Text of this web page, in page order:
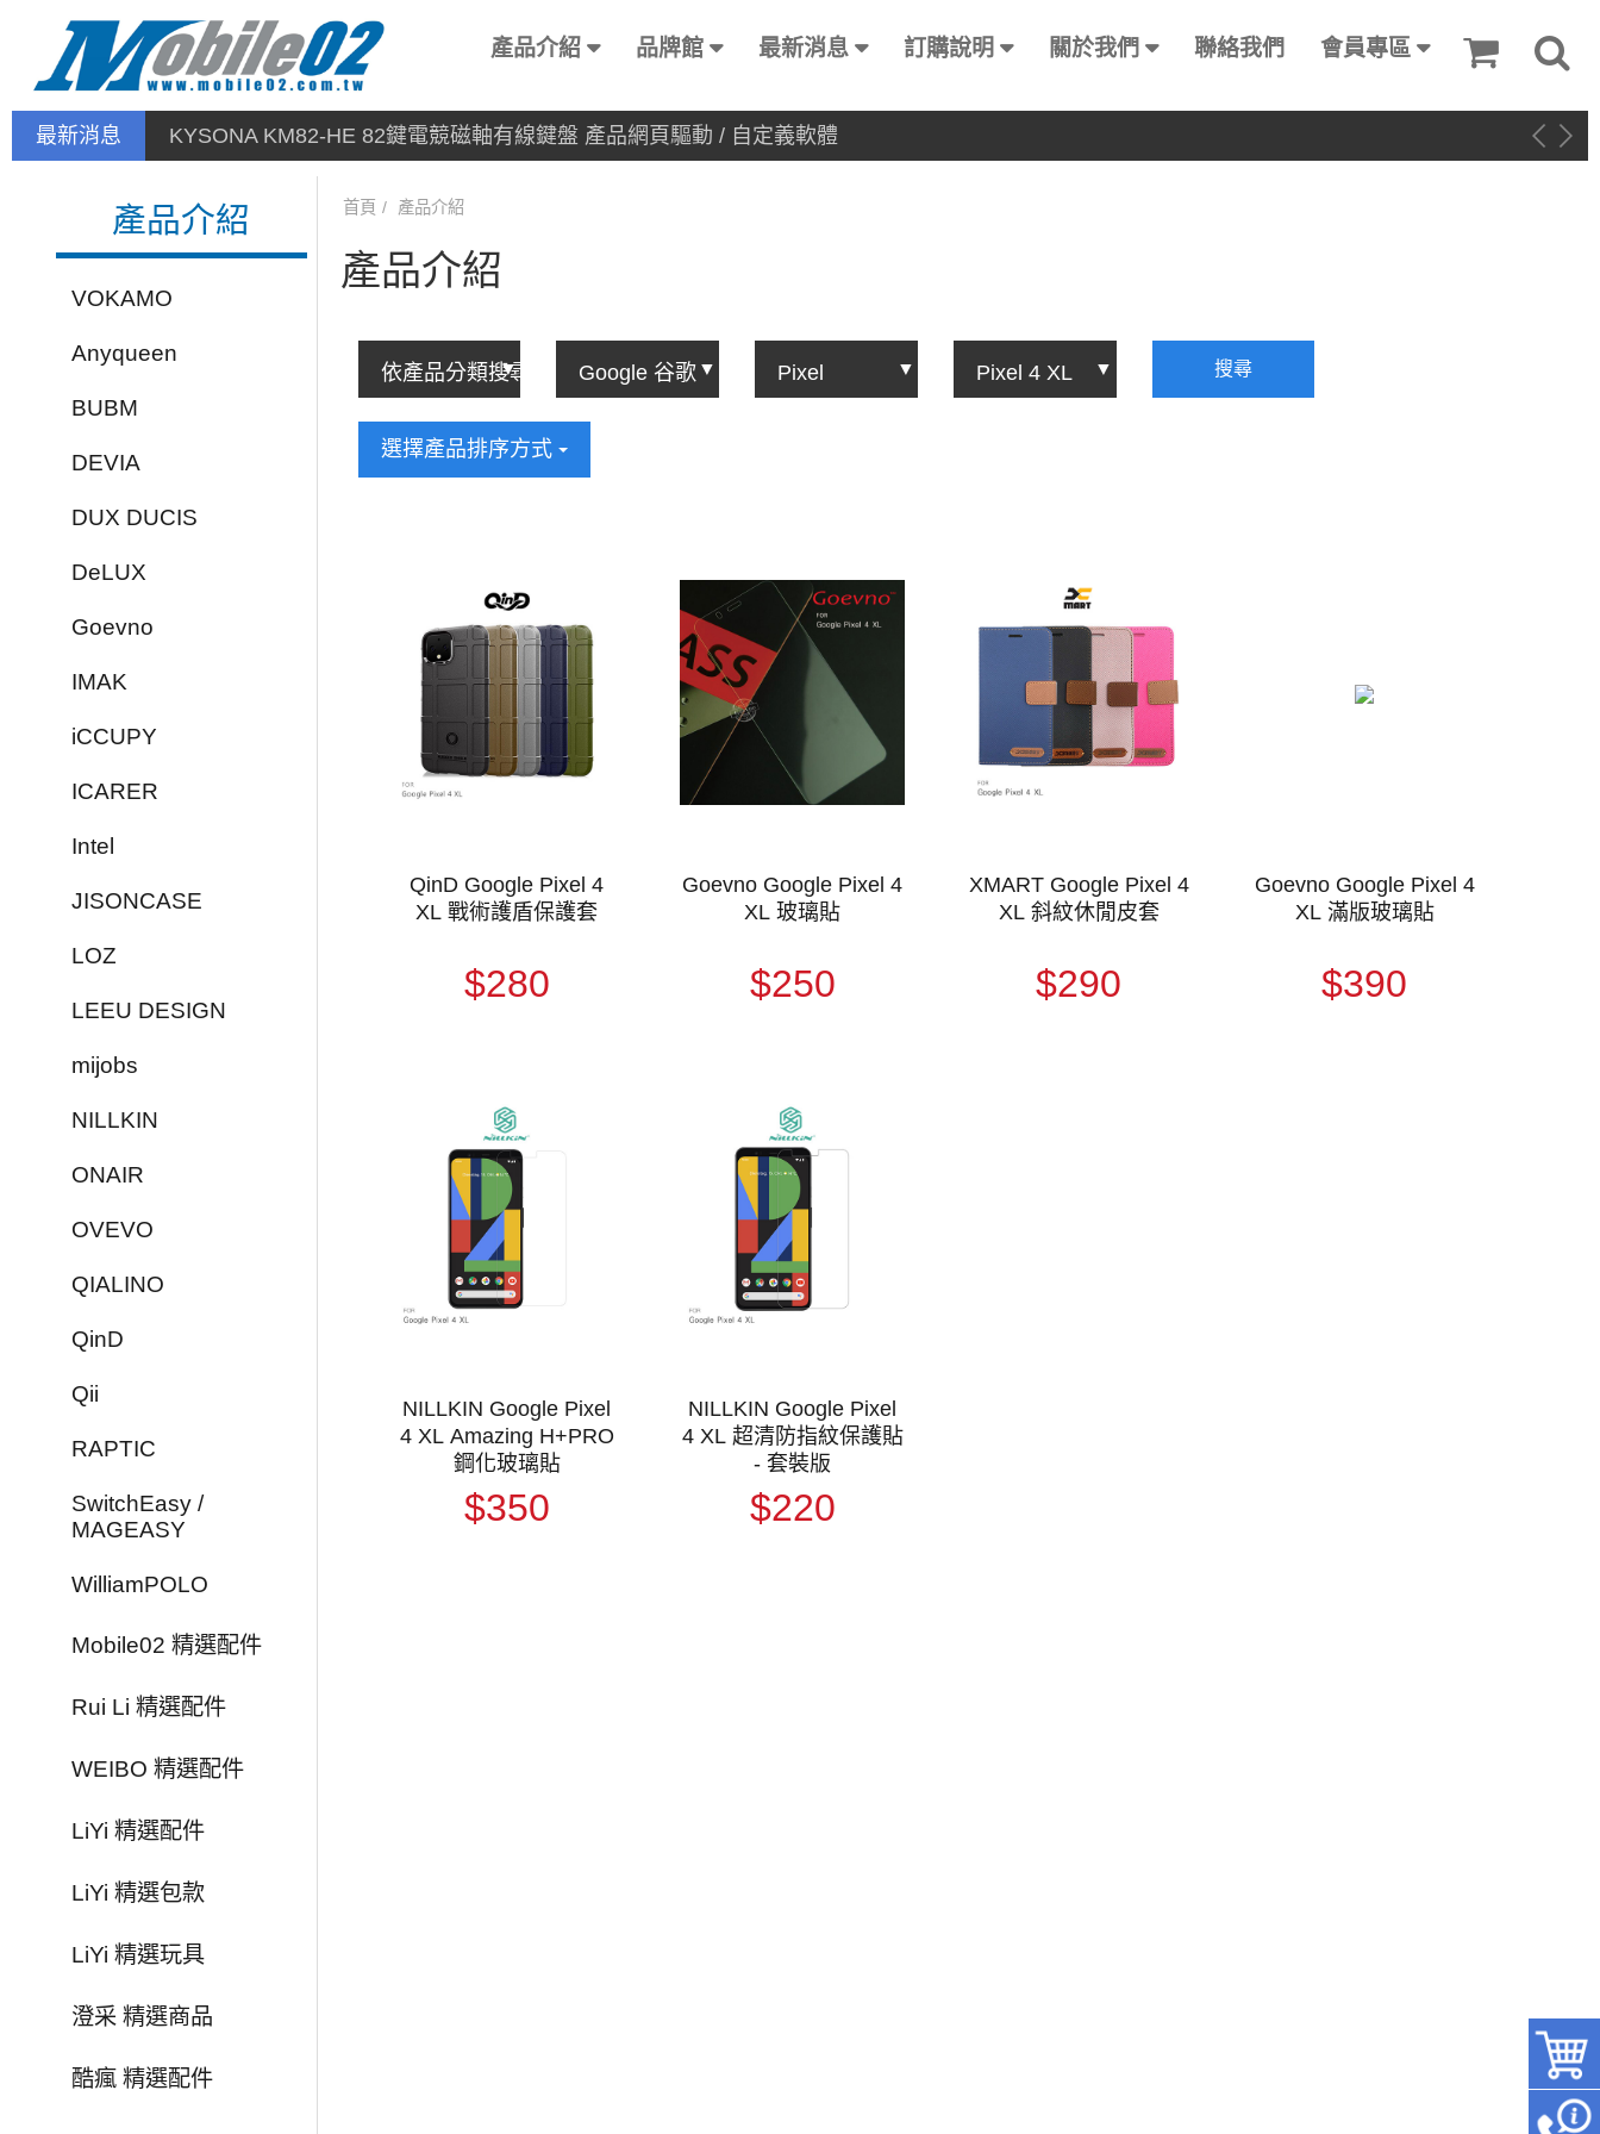
產品介紹 品牌館 最新消息 訂購說明 關於我們 聯絡我們 會員專區
最新消息 KYSONA KM82-HE 82鍵電競磁軸有線鍵盤 產品網頁驅動 / 自定義軟體
產品介紹
VOKAMO
Anyqueen
BUBM
DEVIA
DUX DUCIS
DeLUX
Goevno
IMAK
iCCUPY
ICARER
Intel
JISONCASE
LOZ
LEEU DESIGN
mijobs
NILLKIN
ONAIR
OVEVO
QIALINO
QinD
Qii
RAPTIC
SwitchEasy /
MAGEASY
WilliamPOLO
Mobile02 精選配件
Rui Li 精選配件
WEIBO 精選配件
LiYi 精選配件
LiYi 精選包款
LiYi 精選玩具
澄采 精選商品
酷瘋 精選配件
首頁 產品介紹
產品介紹
搜尋
選擇產品排序方式
QinD Google Pixel 4
XL 戰術護盾保護套
$280
Goevno Google Pixel 4
XL 玻璃貼
$250
XMART Google Pixel 4
XL 斜紋休閒皮套
$290
Goevno Google Pixel 4
XL 滿版玻璃貼
$390
NILLKIN Google Pixel
4 XL Amazing H+PRO
鋼化玻璃貼
$350
NILLKIN Google Pixel
4 XL 超清防指紋保護貼
- 套裝版
$220